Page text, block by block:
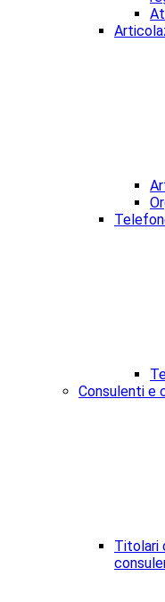
Consulenti e
Titolari